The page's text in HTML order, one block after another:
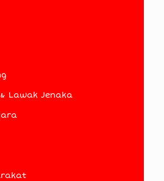
Lawak Jenaka